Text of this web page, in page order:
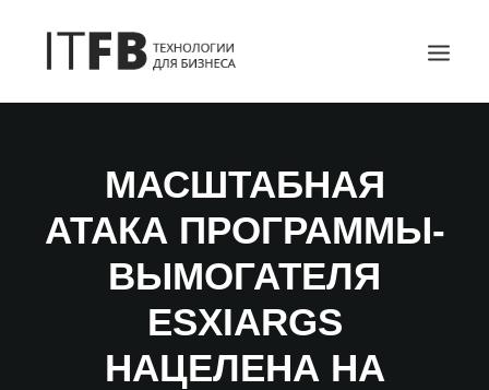
DEVOPS
АДМИНИСТРИРОВАНИЕ СЕРВЕРОВ
КОНТАКТЫ
МАСШТАБНАЯ
АТАКА ПРОГРАММЫ-
ВЫМОГАТЕЛЯ
ESXIARGS
НАЦЕЛЕНА НА